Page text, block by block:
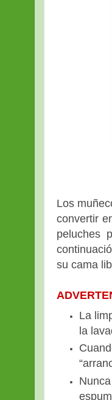
Los
convertir
peluches
su cama
La
la